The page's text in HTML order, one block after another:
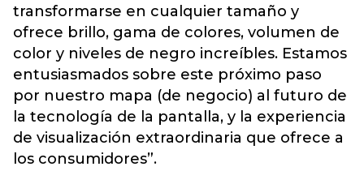
transformarse en cualquier tamaño y
ofrece brillo, gama de colores, volumen de
color y niveles de negro increíbles. Estamos
entusiasmados sobre este próximo paso
por nuestro mapa (de negocio) al futuro de
la tecnología de la pantalla, y la experiencia
de visualización extraordinaria que ofrece a
los consumidores”.